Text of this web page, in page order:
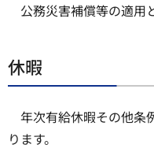
公務災害補償等の適用
休暇
年次有給休暇その他条
ります。